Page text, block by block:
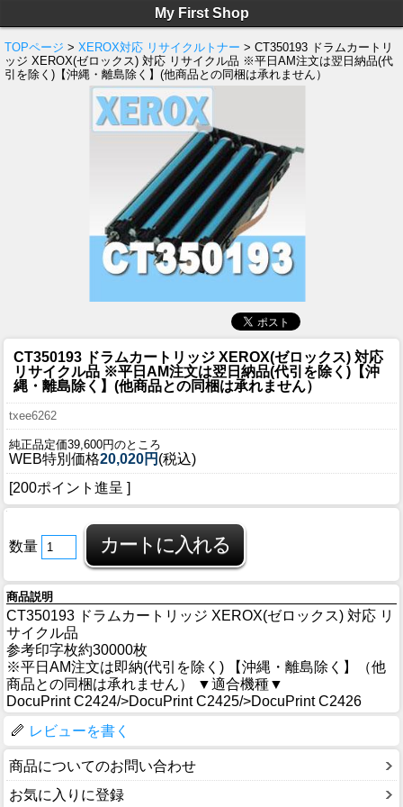
My First Shop
TOPページ > XEROX対応 リサイクルトナー > CT350193 ドラムカートリ
ッジ XEROX(ゼロックス) 対応 リサイクル品 ※平日AM注文は翌日納品(代
引を除く)【沖縄・離島除く】(他商品との同梱は承れません）
CT350193 ドラムカートリッジ XEROX(ゼロックス) 対応
リサイクル品 ※平日AM注文は翌日納品(代引を除く)【沖
縄・離島除く】(他商品との同梱は承れません）
txee6262
純正品定価39,600円のところ
WEB特別価格20,020円 (税込)
[200ポイント進呈 ]
数量
商品説明
CT350193 ドラムカートリッジ XEROX(ゼロックス) 対応 リ
サイクル品
参考印字枚約30000枚
※平日AM注文は即納(代引を除く) 【沖縄・離島除く】（他
商品との同梱は承れません） ▼適合機種▼
DocuPrint C2424/>DocuPrint C2425/>DocuPrint C2426
レビューを書く
商品についてのお問い合わせ
お気に入りに登録